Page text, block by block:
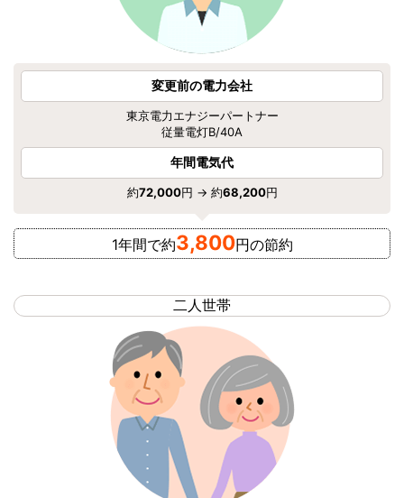
変更前の電力会社
東京電力エナジーパートナー
従量電灯B/40A
年間電気代
約72,000円 → 約68,200円
1年間で約3,800円の節約
二人世帯